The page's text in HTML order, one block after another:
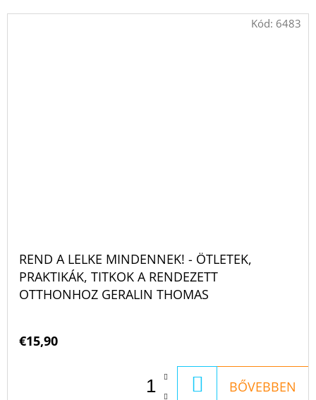
REND A LELKE MINDENNEK! - ÖTLETEK,
PRAKTIKÁK, TITKOK A RENDEZETT
OTTHONHOZ GERALIN THOMAS
€15,90
KOSÁRBA
BŐVEBBEN
Kód: 6483